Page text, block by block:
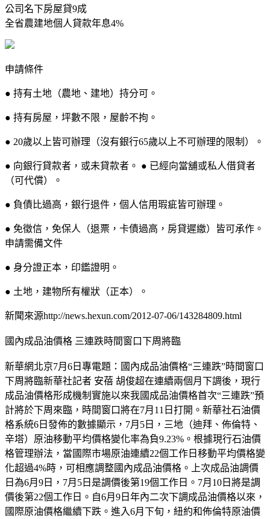
公司名下房屋貸9成
全省農建地個人貸款年息4%
申請條件
● 持有土地（農地、建地）持分可。
● 持有房屋，坪數不限，屋齡不拘。
● 20歲以上皆可辦理（沒有銀行65歲以上不可辦理的限制）。
● 向銀行貸款者，或未貸款者。 ● 已經向當舖或私人借貸者
（可代償）。
● 負債比過高，銀行退件，個人信用瑕疵皆可辦理。
● 免徵信，免保人（退票，卡債過高，房貸遲繳）皆可承作。
申請需備文件
● 身分證正本，印鑑證明。
● 土地，建物所有權狀（正本）。
新聞來源http://news.hexun.com/2012-07-06/143284809.html
國內成品油價格 三連跌時間窗口下周將臨
新華網北京7月6日專電題：國內成品油價格“三連跌”時間窗口
下周將臨新華社記者 安蓓 胡俊超在連續兩個月下調後，現行
成品油價格形成機制實施以來我國成品油價格首次“三連跌”預
計將於下周來臨，時間窗口將在7月11日打開。新華社石油價
格系統6日發佈的數據顯示，7月5日，三地（迪拜、佈倫特、
辛塔）原油移動平均價格變化率為負9.23%。根據現行石油價
格管理辦法，當國際市場原油連續22個工作日移動平均價格變
化超過4%時，可相應調整國內成品油價格。上次成品油調價
日為6月9日，7月5日是調價後第19個工作日。7月10日將是調
價後第22個工作日。自6月9日年內二次下調成品油價格以來，
國際原油價格繼續下跌。進入6月下旬，紐約和佈倫特原油價